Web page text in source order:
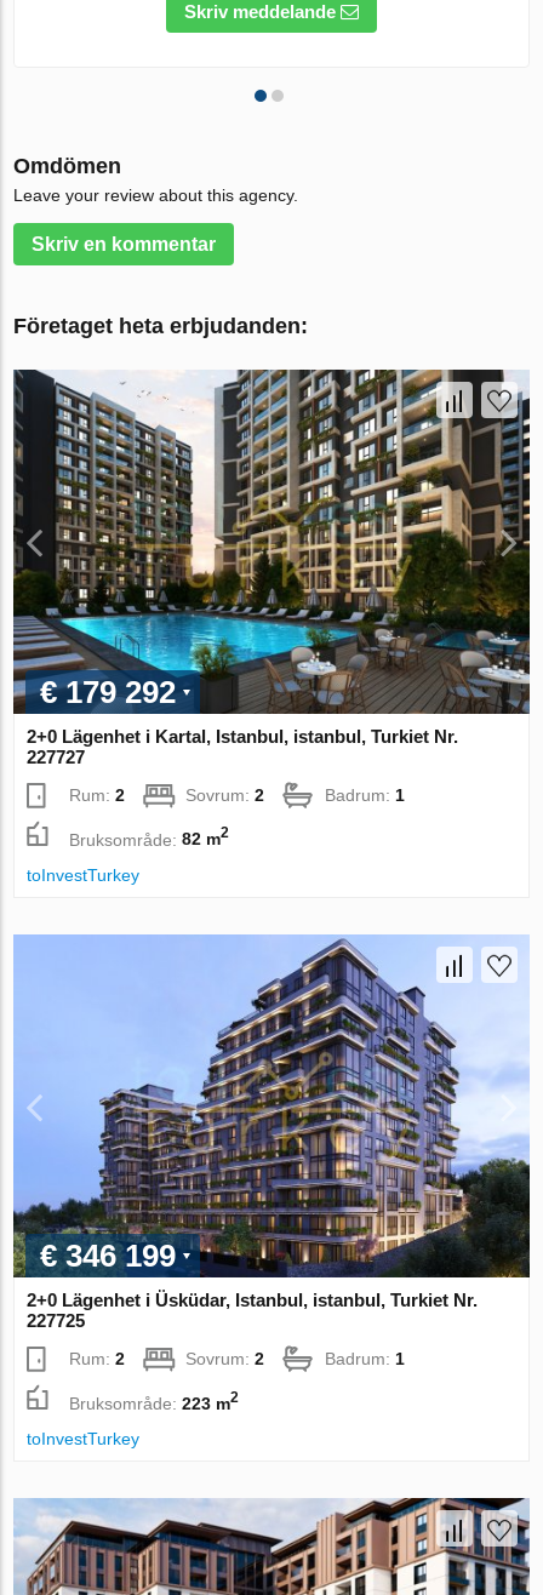
Skriv meddelande
Omdömen
Leave your review about this agency.
Skriv en kommentar
Företaget heta erbjudanden:
€ 179 292
2+0 Lägenhet i Kartal, Istanbul, istanbul, Turkiet Nr.
227727
Rum:2 Sovrum:2 Badrum: 1
Bruksområde:82 m2
toInvestTurkey
€ 346 199
2+0 Lägenhet i Üsküdar, Istanbul, istanbul, Turkiet Nr.
227725
Rum:2 Sovrum:2 Badrum:1
Bruksområde:223 m2
toInvestTurkey